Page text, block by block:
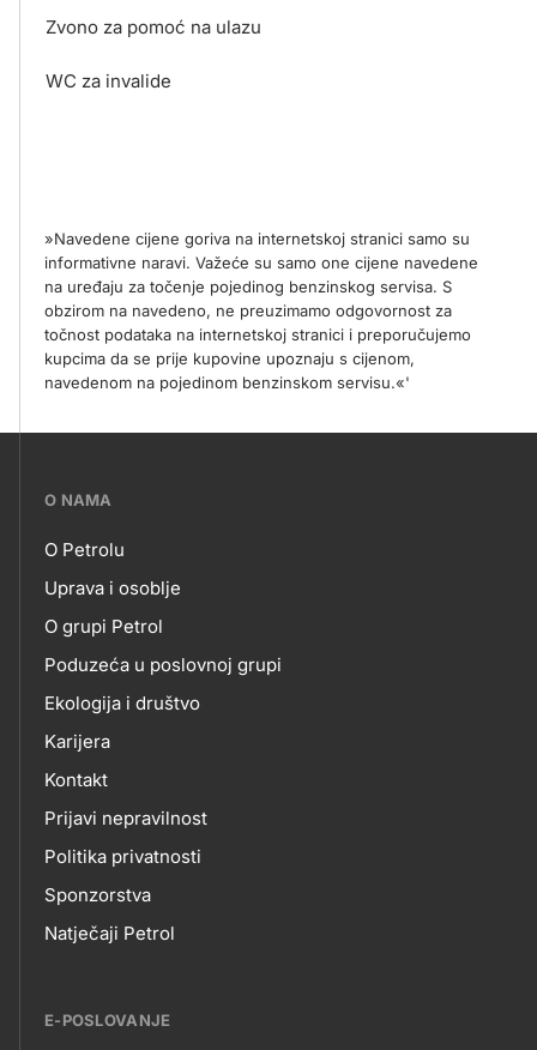
Zvono za pomoć na ulazu
WC za invalide
»Navedene cijene goriva na internetskoj stranici samo su
informativne naravi. Važeće su samo one cijene navedene
na uređaju za točenje pojedinog benzinskog servisa. S
obzirom na navedeno, ne preuzimamo odgovornost za
točnost podataka na internetskoj stranici i preporučujemo
kupcima da se prije kupovine upoznaju s cijenom,
navedenom na pojedinom benzinskom servisu.«'
???
skupno.footer-
title???
O NAMA
O
NAMA
O Petrolu
Uprava i osoblje
O grupi Petrol
Poduzeća u poslovnoj grupi
Ekologija i društvo
Karijera
Kontakt
Prijavi nepravilnost
Politika privatnosti
Sponzorstva
Natječaji Petrol
E-POSLOVANJE